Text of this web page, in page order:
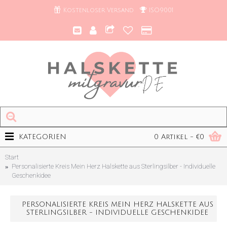
Kostenloser Versand ISO9001
0 Artikel - €0
KATEGORIEN
Start
Personalisierte Kreis Mein Herz Halskette aus Sterlingsilber - Individuelle
Geschenkidee
PERSONALISIERTE KREIS MEIN HERZ HALSKETTE AUS
STERLINGSILBER - INDIVIDUELLE GESCHENKIDEE